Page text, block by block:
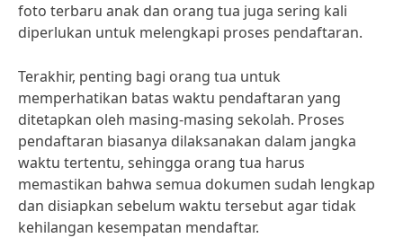
foto terbaru anak dan orang tua juga sering kali
diperlukan untuk melengkapi proses pendaftaran.
Terakhir, penting bagi orang tua untuk
memperhatikan batas waktu pendaftaran yang
ditetapkan oleh masing-masing sekolah. Proses
pendaftaran biasanya dilaksanakan dalam jangka
waktu tertentu, sehingga orang tua harus
memastikan bahwa semua dokumen sudah lengkap
dan disiapkan sebelum waktu tersebut agar tidak
kehilangan kesempatan mendaftar.